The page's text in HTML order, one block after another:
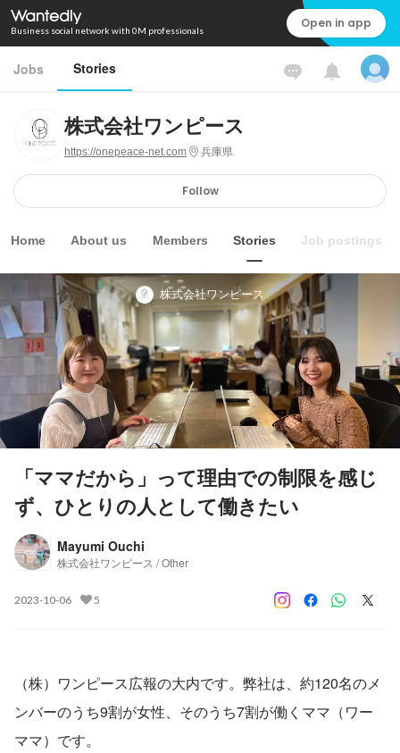
Business social network with 0M professionals Open in app
Jobs Stories
株式会社ワンピース
https://onepeace-net.com 兵庫県
Follow
Home About us Members Stories Job postings
株式会社ワンピース
「ママだから」って理由での制限を感じ
ず、ひとりの人として働きたい
Mayumi Ouchi
株式会社ワンピース / Other
2023-10-06 5
（株）ワンピース広報の大内です。弊社は、約120名のメ
ンバーのうち9割が女性、そのうち7割が働くママ（ワー
ママ）です。